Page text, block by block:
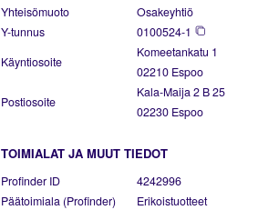
Yhteisömuoto
Osakeyhtiö
Y-tunnus
0100524-1
Käyntiosoite
Komeetankatu 1
02210 Espoo
Postiosoite
Kala-Maija 2 B 25
02230 Espoo
TOIMIALAT JA MUUT TIEDOT
Profinder ID
4242996
Päätoimiala (Profinder)
Erikoistuotteet